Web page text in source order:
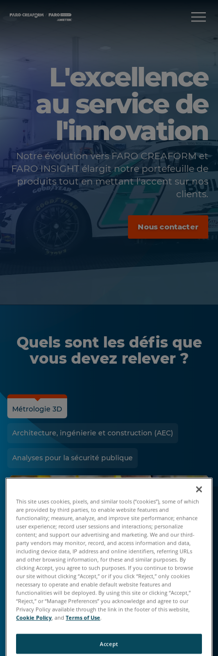
L'excellence
au service de
l'innovation
Notre évolution vers FARO CREAFORM et
FARO INSIGHT élargit notre portefeuille de
produits tout en mettant l'accent sur nos
clients.
Nous contacter
Quels sont les défis que
vous devez relever ?
Métrologie 3D
Architecture, ingénierie et construction (AEC)
Analyses pour la sécurité publique
Identifiez rapidement les
problèmes de qualité
Les erreurs et les problèmes de non-conformité
qui ne sont pas repérés entrainent du gaspillage
inutile, du réusinage et des clients mécontents.
This site uses cookies, pixels, and similar tools (“cookies”), some of which
are provided by third parties, to enable website features and
functionality; measure, analyze, and improve site performance; enhance
user experience; record user sessions and interactions; personalize
content; and support our advertising and marketing. We and our third-
party vendors may monitor, record, and access information and data,
including device data, IP address and online identifiers, referring URLs
and other browsing information, for these and similar purposes. By
clicking Accept, you agree to such purposes. If you continue to browse
our site without clicking “Accept,” or if you click “Reject,” only cookies
necessary to operate and enable default website features and
functionalities will be deployed. By using this site or clicking “Accept,”
“Reject,” or “Manage Preferences” you acknowledge and agree to our
Privacy Policy available through the link in the footer of this website,
Cookie Policy, andTerms of Use.
Accept